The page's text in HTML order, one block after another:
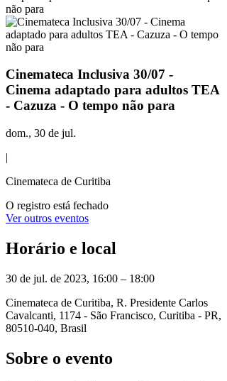
Cinemateca Inclusiva 30/07 -
Cinema adaptado para adultos TEA
- Cazuza - O tempo não para
dom., 30 de jul.
|
Cinemateca de Curitiba
O registro está fechado
Ver outros eventos
Horário e local
30 de jul. de 2023, 16:00 – 18:00
Cinemateca de Curitiba, R. Presidente Carlos
Cavalcanti, 1174 - São Francisco, Curitiba - PR,
80510-040, Brasil
Sobre o evento